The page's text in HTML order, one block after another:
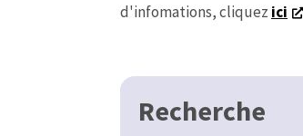
d'infomations, cliquez ici
Recherche